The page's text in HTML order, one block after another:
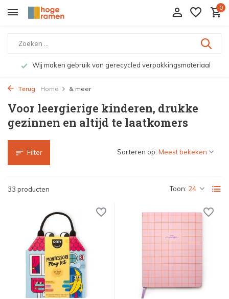
0
Bekijk de producten live in onze winkel in Deventer
Terug Home & meer
Voor leergierige kinderen, drukke
gezinnen en altijd te laatkomers
Filter
33 producten Toon:
Sorteren op: